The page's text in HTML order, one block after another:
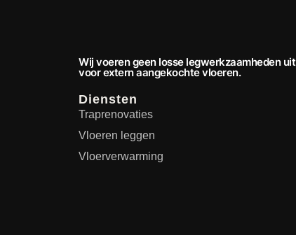
Wij voeren geen losse legwerkzaamheden uit
voor extern aangekochte vloeren.
Diensten
Traprenovaties
Vloeren leggen
Vloerverwarming